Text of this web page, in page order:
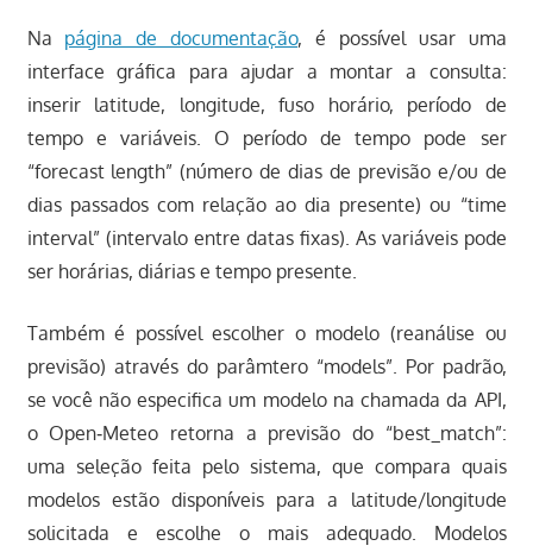
Na página de documentação, é possível usar uma
interface gráfica para ajudar a montar a consulta:
inserir latitude, longitude, fuso horário, período de
tempo e variáveis. O período de tempo pode ser
“forecast length” (número de dias de previsão e/ou de
dias passados com relação ao dia presente) ou “time
interval” (intervalo entre datas fixas). As variáveis pode
ser horárias, diárias e tempo presente.
Também é possível escolher o modelo (reanálise ou
previsão) através do parâmtero “models”. Por padrão,
se você não especifica um modelo na chamada da API,
o Open‑Meteo retorna a previsão do “best_match”:
uma seleção feita pelo sistema, que compara quais
modelos estão disponíveis para a latitude/longitude
solicitada e escolhe o mais adequado. Modelos